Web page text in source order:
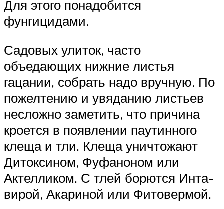
Для этого понадобится
фунгицидами.
Садовых улиток, часто
объедающих нижние листья
гацании, собрать надо вручную. По
пожелтению и увяданию листьев
несложно заметить, что причина
кроется в появлении паутинного
клеща и тли. Клеща уничтожают
Дитоксином, Фуфаноном или
Актелликом. С тлей борются Инта-
вирой, Акариной или Фитовермой.